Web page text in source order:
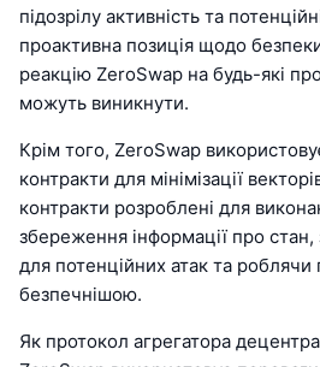
підозрілу активність та
проактивна позиція щодо
реакцію ZeroSwap на будь-які
можуть виникнути.
Крім того, ZeroSwap
контракти для мінімізації
контракти розроблені для
збереження інформації про
для потенційних атак та
безпечнішою.
Як протокол агрегатора